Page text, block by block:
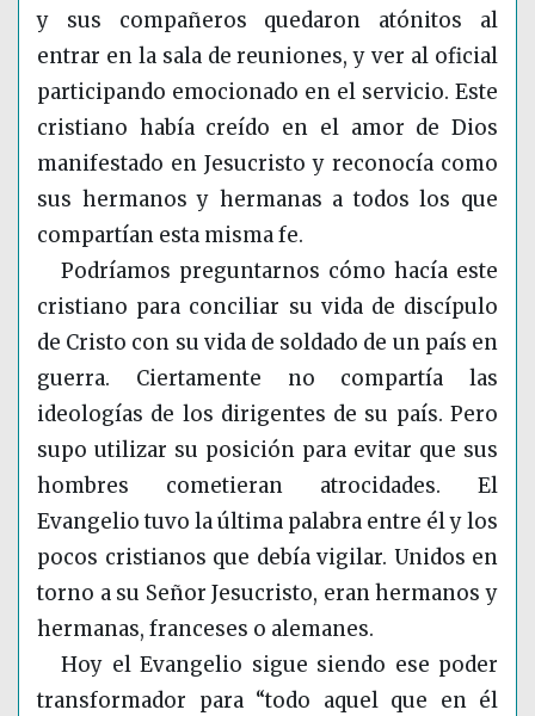
y sus compañeros quedaron atónitos al
entrar en la sala de reuniones, y ver al oficial
participando emocionado en el servicio. Este
cristiano había creído en el amor de Dios
manifestado en Jesucristo y reconocía como
sus hermanos y hermanas a todos los que
compartían esta misma fe.
Podríamos preguntarnos cómo hacía este
cristiano para conciliar su vida de discípulo
de Cristo con su vida de soldado de un país en
guerra. Ciertamente no compartía las
ideologías de los dirigentes de su país. Pero
supo utilizar su posición para evitar que sus
hombres cometieran atrocidades. El
Evangelio tuvo la última palabra entre él y los
pocos cristianos que debía vigilar. Unidos en
torno a su Señor Jesucristo, eran hermanos y
hermanas, franceses o alemanes.
Hoy el Evangelio sigue siendo ese poder
transformador para “todo aquel que en él